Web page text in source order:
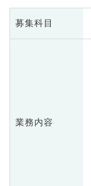
募集科目
業務内容